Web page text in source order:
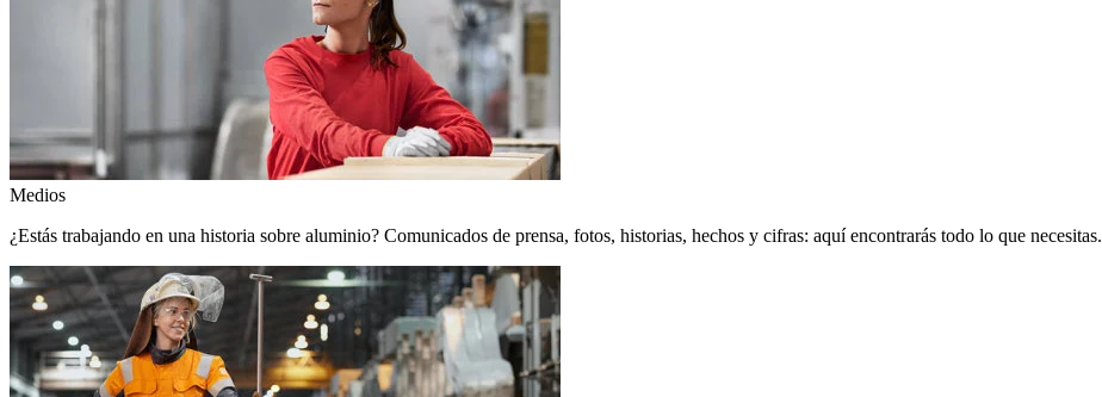
Medios
¿Estás trabajando en una historia sobre aluminio? Comunicados de prensa, fotos, historias, hechos y cifras: aquí encontrarás todo lo que necesitas.